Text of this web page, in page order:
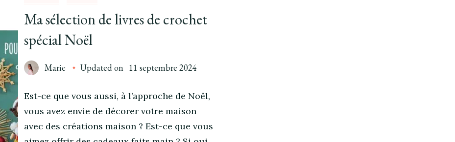
Ma sélection de livres de crochet
spécial Noël
Marie Updated on 11 septembre 2024
Est-ce que vous aussi, à l’approche de Noël,
vous avez envie de décorer votre maison
avec des créations maison ? Est-ce que vous